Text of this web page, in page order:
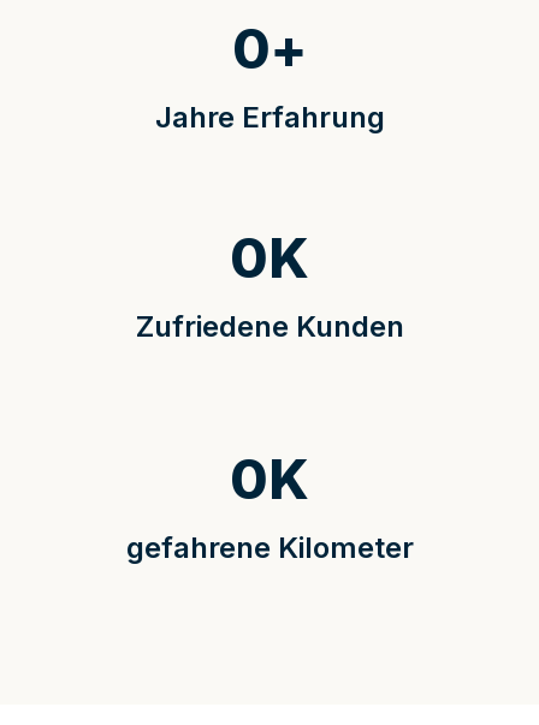
Jahre Erfahrung
0+
Zufriedene Kunden
0K
gefahrene Kilometer
0K